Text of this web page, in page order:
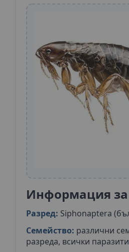
Информация за
Разред: Siphonaptera
Семейство: различни
разреда, всички